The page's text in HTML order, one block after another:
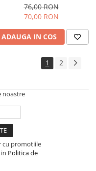
76,00 RON
70,00 RON
ADAUGA IN COS
1 2
noastre
cu promotiile
Politica de